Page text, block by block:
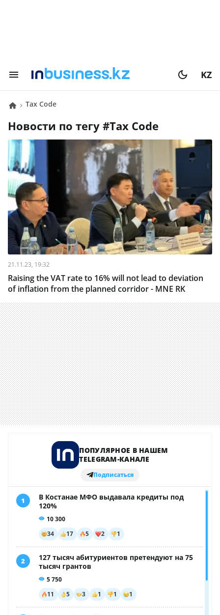
KZ
Tax Code
Новости по тегу # Tax Code
21.11.23, 19:32
Raising the VAT rate to 16% will not lead to deviation
of inflation from the planned corridor - MNE RK